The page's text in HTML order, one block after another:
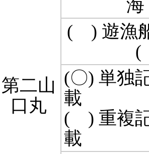
第二山
口丸
( ) 遊漁
(
(〇) 単独
載
( ) 重複
載